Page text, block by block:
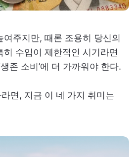
여주지만, 때론 조용히 당신의
히 수입이 제한적인 시기라면
생존 소비’에 더 가까워야 한다.
면, 지금 이 네 가지 취미는